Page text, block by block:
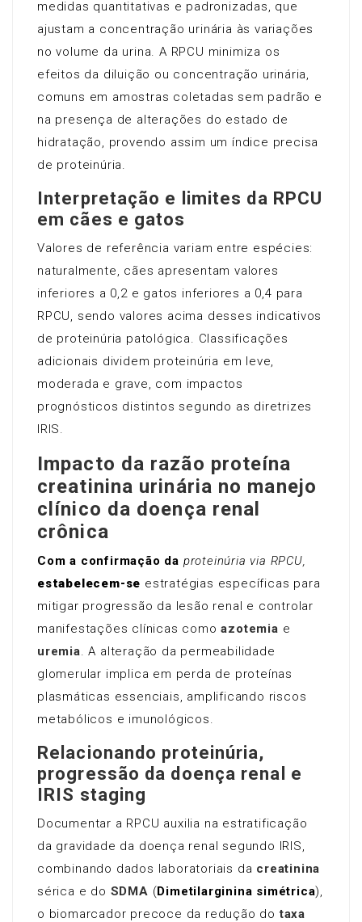
medidas quantitativas e padronizadas, que
ajustam a concentração urinária às variações
no volume da urina. A RPCU minimiza os
efeitos da diluição ou concentração urinária,
comuns em amostras coletadas sem padrão e
na presença de alterações do estado de
hidratação, provendo assim um índice precisa
de proteinúria.
Interpretação e limites da RPCU
em cães e gatos
Valores de referência variam entre espécies:
naturalmente, cães apresentam valores
inferiores a 0,2 e gatos inferiores a 0,4 para
RPCU, sendo valores acima desses indicativos
de proteinúria patológica. Classificações
adicionais dividem proteinúria em leve,
moderada e grave, com impactos
prognósticos distintos segundo as diretrizes
IRIS.
Impacto da razão proteína
creatinina urinária no manejo
clínico da doença renal
crônica
Com a confirmação da proteinúria via RPCU,
estabelecem-se estratégias específicas para
mitigar progressão da lesão renal e controlar
manifestações clínicas comoazotemia e
uremia. A alteração da permeabilidade
glomerular implica em perda de proteínas
plasmáticas essenciais, amplificando riscos
metabólicos e imunológicos.
Relacionando proteinúria,
progressão da doença renal e
IRIS staging
Documentar a RPCU auxilia na estratificação
da gravidade da doença renal segundo IRIS,
combinando dados laboratoriais da creatinina
sérica e do SDMA (Dimetilarginina simétrica),
o biomarcador precoce da redução dotaxa